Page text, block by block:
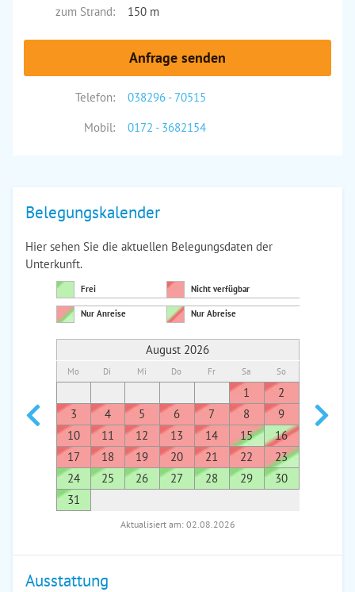
zum Strand:
150 m
Anfrage senden
Telefon:
038296 - 70515
Mobil:
0172 - 3682154
Belegungskalender
Hier sehen Sie die aktuellen Belegungsdaten der
Unterkunft.
Frei Nicht verfügbar
Nur Anreise Nur Abreise
August 2026
Mo Di Mi Do Fr Sa So
1
2
3
4 5 6 7 8
9
10
11 12 13 14 15
16
17
18 19 20 21 22
23
24
25 26 27 28 29
30
31
7
Aktualisiert am: 02.08.2026
Ausstattung